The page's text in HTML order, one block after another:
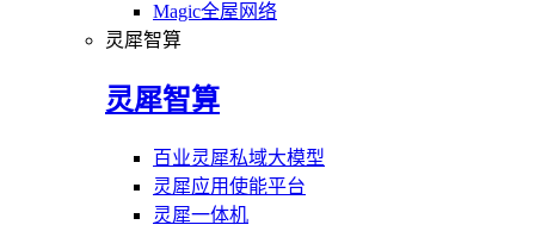
Magic全屋网络
灵犀智算
灵犀智算
百业灵犀私域大模型
灵犀应用使能平台
灵犀一体机